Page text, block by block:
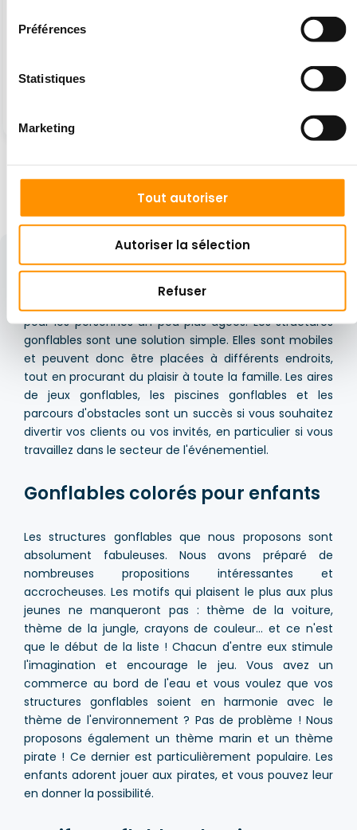
Préférences
Statistiques
Marketing
Tout autoriser
Autoriser la sélection
Refuser
Aire de jeux gonflable
Aire de jeux gonflable
1 2
Chaque événement en plein air, fête de famille ou
pique-nique nécessite un cadre particulier. Il existe de
pour les personnes un peu plus âgées. Les structures
gonflables sont une solution simple. Elles sont mobiles
et peuvent donc être placées à différents endroits,
tout en procurant du plaisir à toute la famille. Les aires
de jeux gonflables, les piscines gonflables et les
parcours d'obstacles sont un succès si vous souhaitez
divertir vos clients ou vos invités, en particulier si vous
travaillez dans le secteur de l'événementiel.
Gonflables colorés pour enfants
Les structures gonflables que nous proposons sont
absolument fabuleuses. Nous avons préparé de
nombreuses propositions intéressantes et
accrocheuses. Les motifs qui plaisent le plus aux plus
jeunes ne manqueront pas : thème de la voiture,
thème de la jungle, crayons de couleur... et ce n'est
que le début de la liste ! Chacun d'entre eux stimule
l'imagination et encourage le jeu. Vous avez un
commerce au bord de l'eau et vous voulez que vos
structures gonflables soient en harmonie avec le
thème de l'environnement ? Pas de problème ! Nous
proposons également un thème marin et un thème
pirate ! Ce dernier est particulièrement populaire. Les
enfants adorent jouer aux pirates, et vous pouvez leur
en donner la possibilité.